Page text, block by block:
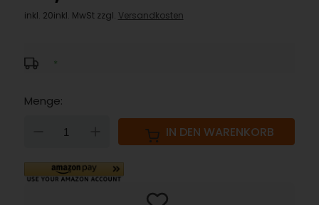
inkl. 20inkl. MwSt zzgl. Versandkosten
*
Menge:
DOWN IN DEN WARENKORB